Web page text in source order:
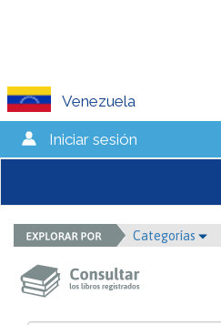
Venezuela
Iniciar sesión
Categorías